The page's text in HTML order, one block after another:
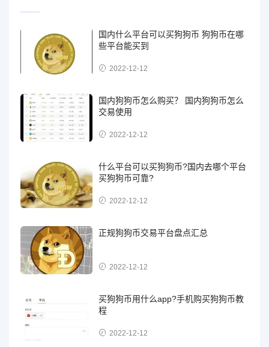
国内什么平台可以买狗狗币 狗狗币在哪
些平台能买到
2022-12-12
国内狗狗币怎么购买？ 国内狗狗币怎么
交易使用
2022-12-12
什么平台可以买狗狗币?国内去哪个平台
买狗狗币可靠?
2022-12-12
正规狗狗币交易平台盘点汇总
2022-12-12
买狗狗币用什么app?手机购买狗狗币教
程
2022-12-12